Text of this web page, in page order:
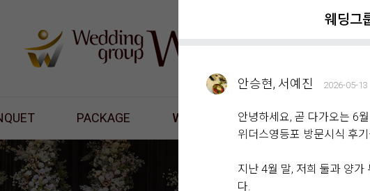
PACKAGE WHAT'S NEW RESERVATION
웨딩그
안승현, 서예진 2026-05-13
안녕하세요, 곧 다가오는 6
위더스영등포 방문시식 후
지난 4월 말, 저희 둘과 양가
다.